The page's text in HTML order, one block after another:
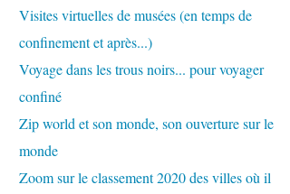
Visites virtuelles de musées (en temps de
confinement et après...)
Voyage dans les trous noirs... pour voyager
confiné
Zip world et son monde, son ouverture sur le
monde
Zoom sur le classement 2020 des villes où il